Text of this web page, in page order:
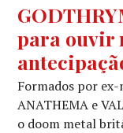
para ouvir
Formados por ex-
ANATHEMA e
o doom metal